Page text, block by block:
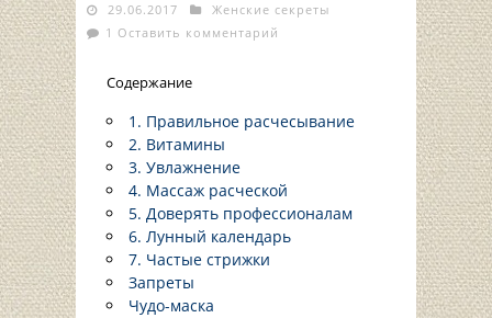
29.06.2017
Женские секреты
1 Оставить комментарий
Содержание
1. Правильное расчесывание
2. Витамины
3. Увлажнение
4. Массаж расческой
5. Доверять профессионалам
6. Лунный календарь
7. Частые стрижки
Запреты
Чудо-маска